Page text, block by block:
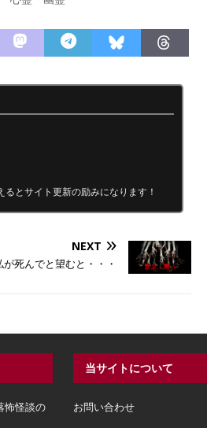
とサイト更新の励みになります！
NEXT
が死んでと望むと・・・
怖怪談の
当サイトについて
お問い合わせ